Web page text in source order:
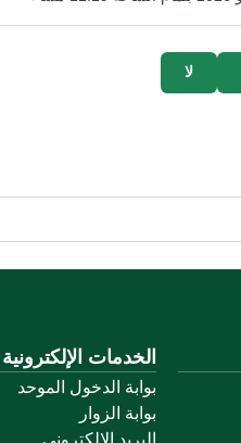
لا
الخدمات الإلكترونية
بوابة الدخول الموحد
بوابة الزوار